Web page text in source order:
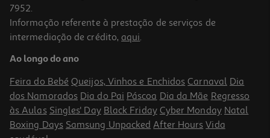
Vinho Branco Quinta Do Regueiro Reserva Alvarinho 0.75l
11.99 €/Lt
8,99 €
Promoção
7952.
Informação referente à prestação de serviços de
intermediação de crédito, aqui.
Ao longo do ano
Feira do Bebé Queijos, Vinhos e Enchidos Carnaval Dia
dos Namorados Dia do Pai Páscoa Dia da Mãe Regresso
às Aulas Singles' Day Black Friday Cyber Monday Natal
Boxing Days Samsung Unpacked After Hours Vida